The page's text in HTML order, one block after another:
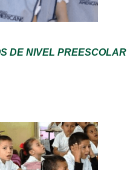
DE NIVEL PREESCOLAR